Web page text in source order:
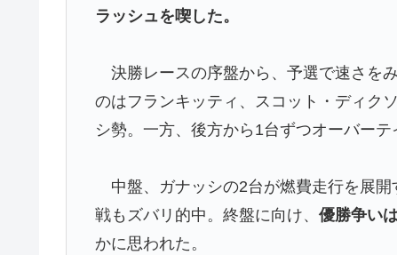
ラッシュを喫した。
決勝レースの序盤から、予選で速さを
のはフランキッティ、スコット・ディク
シ勢。一方、後方から1台ずつオーバー
中盤、ガナッシの2台が燃費走行を展
戦もズバリ的中。終盤に向け、優勝争い
かに思われた。